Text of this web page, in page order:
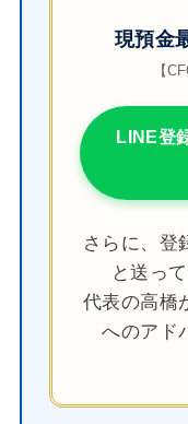
現預金
【
LINE登
さらに、登
と送っ
代表の高橋
へのアド